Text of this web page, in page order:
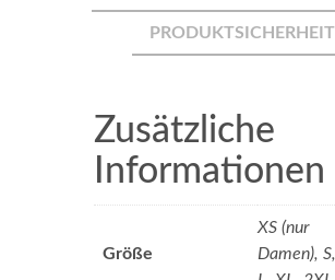
PRODUKTSICHERHEIT
Zusätzliche
Informationen
Größe
XS (nur
Damen),